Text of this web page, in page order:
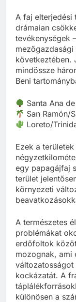
A faj elterjedési
drámaian
tevékenységek
következtében.
mindössze
Beni
Santa Ana
San Ramón/
Loreto/
Ezek a
egy papagájfaj
terület
környezeti
A természetes
problémákat
erdőfoltok
mozognak, ami
változatosságot
kockázatát. A
különösen a